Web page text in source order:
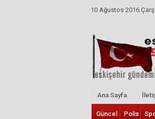
10 Ağustos 2016
Ana Sayfa
Güncel Polis